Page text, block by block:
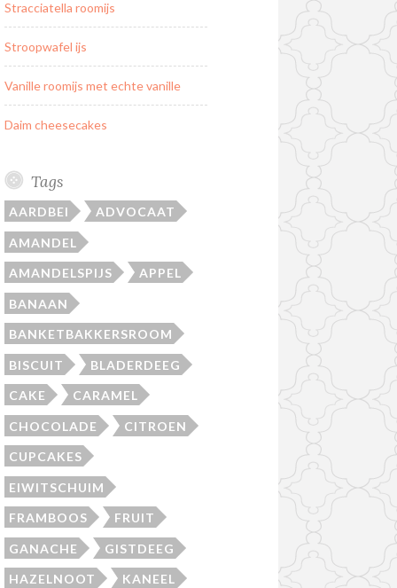
Stracciatella roomijs
Stroopwafel ijs
Vanille roomijs met echte vanille
Daim cheesecakes
Tags
AARDBEI ADVOCAAT
AMANDEL
AMANDELSPIJS APPEL
BANAAN
BANKETBAKKERSROOM
BISCUIT BLADERDEEG
CAKE CARAMEL
CHOCOLADE CITROEN
CUPCAKES
EIWITSCHUIM
FRAMBOOS FRUIT
GANACHE GISTDEEG
HAZELNOOT KANEEL